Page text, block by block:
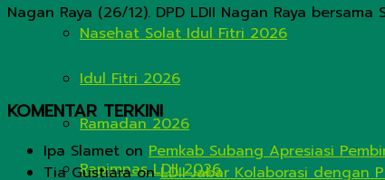
Nasehat Solat Idul Fitri 2026
Idul Fitri 2026
Ramadan 2026
Rapimnas LDII 2026
Nagan Raya (26/12). DPD LDII Nagan Raya
KOMENTAR TERKINI
Ipa Slamet on Pemkab Subang Apresiasi
Tia GustiaraonLDII Jabar Kolaborasi dengan